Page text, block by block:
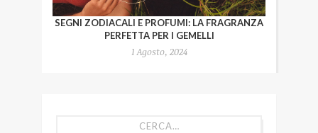
SEGNI ZODIACALI E PROFUMI: LA FRAGRANZA
PERFETTA PER I GEMELLI
1 Agosto, 2024
CERCA…